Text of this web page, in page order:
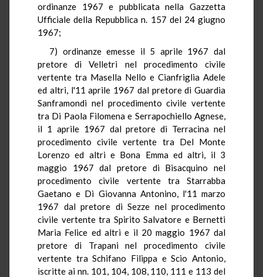
ordinanze 1967 e pubblicata nella Gazzetta
Ufficiale della Repubblica n. 157 del 24 giugno
1967;
7) ordinanze emesse il 5 aprile 1967 dal
pretore di Velletri nel procedimento civile
vertente tra Masella Nello e Cianfriglia Adele
ed altri, l'11 aprile 1967 dal pretore di Guardia
Sanframondi nel procedimento civile vertente
tra Di Paola Filomena e Serrapochiello Agnese,
il 1 aprile 1967 dal pretore di Terracina nel
procedimento civile vertente tra Del Monte
Lorenzo ed altri e Bona Emma ed altri, il 3
maggio 1967 dal pretore di Bisacquino nel
procedimento civile vertente tra Starrabba
Gaetano e Di Giovanna Antonino, l'11 marzo
1967 dal pretore di Sezze nel procedimento
civile vertente tra Spirito Salvatore e Bernetti
Maria Felice ed altri e il 20 maggio 1967 dal
pretore di Trapani nel procedimento civile
vertente tra Schifano Filippa e Scio Antonio,
iscritte ai nn. 101, 104, 108, 110, 111 e 113 del